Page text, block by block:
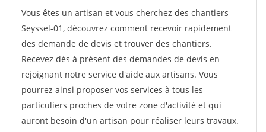
Vous êtes un artisan et vous cherchez des chantiers
Seyssel-01, découvrez comment recevoir rapidement
des demande de devis et trouver des chantiers.
Recevez dès à présent des demandes de devis en
rejoignant notre service d'aide aux artisans. Vous
pourrez ainsi proposer vos services à tous les
particuliers proches de votre zone d'activité et qui
auront besoin d'un artisan pour réaliser leurs travaux.